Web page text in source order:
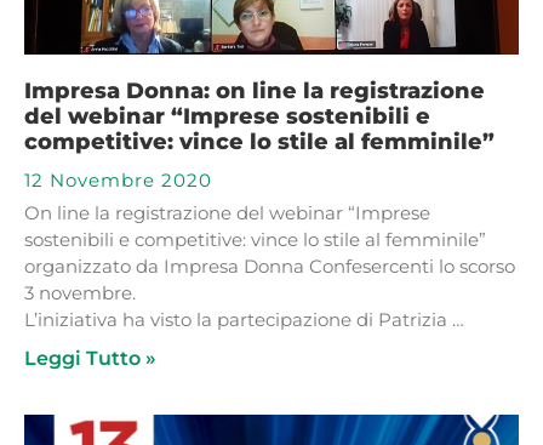
Impresa Donna: on line la registrazione
del webinar “Imprese sostenibili e
competitive: vince lo stile al femminile”
12 Novembre 2020
On line la registrazione del webinar “Imprese
sostenibili e competitive: vince lo stile al femminile”
organizzato da Impresa Donna Confesercenti lo scorso
3 novembre.
L’iniziativa ha visto la partecipazione di Patrizia …
Leggi Tutto »